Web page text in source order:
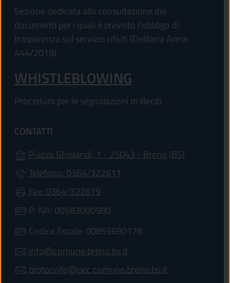
Sezione dedicata alla consultazione dei
documenti per i quali è previsto l'obbligo di
trasparenza sul servizio rifiuti (Delibera Arera
444/2019)
WHISTLEBLOWING
Procedura per le segnalazioni di illeciti
CONTATTI
Piazza Ghislandi, 1 - 25043 - Breno (BS)
Telefono: 0364/322611
Fax: 0364/322619
P. IVA: 00583090980
Codice fiscale: 00855690178
info@comune.breno.bs.it
protocollo@pec.comune.breno.bs.it